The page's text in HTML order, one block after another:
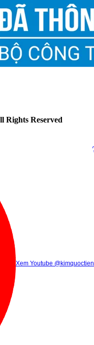
Rights Reserved
Xem Tik Tok
(8h00 - 21h30)
(8h00 -
Gọi điện (8h00 - 21h30)
Xem Youtube @kimquoctien